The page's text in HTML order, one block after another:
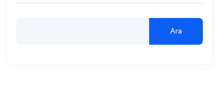
Ara